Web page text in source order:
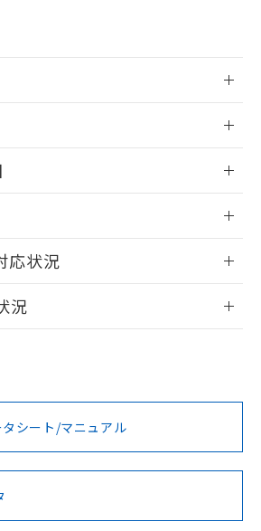
ます。
ログイン/会員登録
ご利用いただく前に、以下を必ずお読
応状況
・凡例
項・凡例
況
型式承認
ノルウェー
BV型式承認
（フランス
KR型式
（韓国
No No
シート/マニュアル